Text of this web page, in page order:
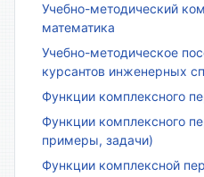
Учебно-методический
математика
Учебно-методическое
курсантов инженерных
Функции комплексного
Функции комплексного
примеры, задачи)
Функции комплексной